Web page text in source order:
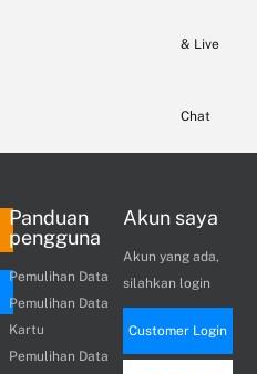
& Live
Chat
Panduan
pengguna
Pemulihan Data
Pemulihan Data
Kartu
Pemulihan Data
Akun saya
Akun yang ada,
silahkan login
Customer Login